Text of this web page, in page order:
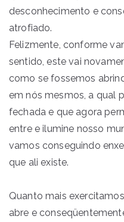
desconhecimento e
atrofiado.
Felizmente, conforme
sentido, este vai
como se fossemos
em nós mesmos, a qual
fechada e que agora
entre e ilumine nosso
vamos conseguindo
que ali existe.
Quanto mais
abre e